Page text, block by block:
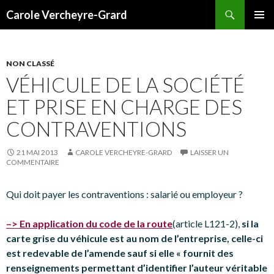
Carole Vercheyre-Grard
NON CLASSÉ
VÉHICULE DE LA SOCIÉTÉ
ET PRISE EN CHARGE DES
CONTRAVENTIONS
21 MAI 2013 CAROLE VERCHEYRE-GRARD
LAISSER UN
COMMENTAIRE
Qui doit payer les contraventions : salarié ou employeur ?
–> En application du code de la route(article L121-2), si la
carte grise du véhicule est au nom de l’entreprise, celle-ci
est redevable de l’amende sauf si elle « fournit des
renseignements permettant d’identifier l’auteur véritable